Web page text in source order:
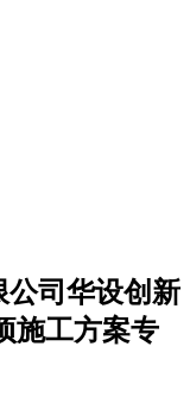
公司华设创新
施工方案专